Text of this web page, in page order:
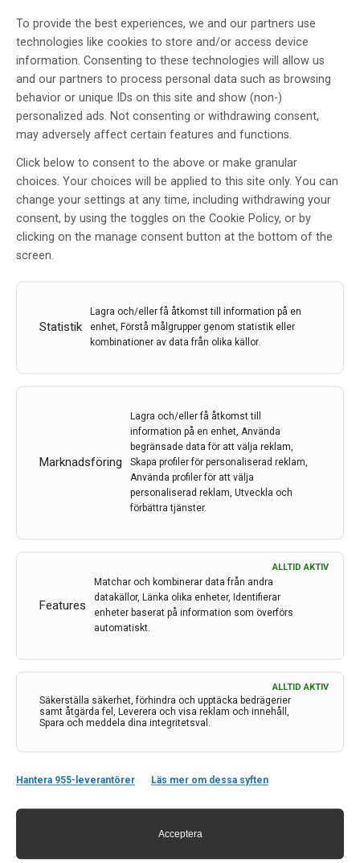
To provide the best experiences, we and our partners use
technologies like cookies to store and/or access device
information. Consenting to these technologies will allow us
and our partners to process personal data such as browsing
behavior or unique IDs on this site and show (non-)
personalized ads. Not consenting or withdrawing consent,
may adversely affect certain features and functions.
Click below to consent to the above or make granular
choices. Your choices will be applied to this site only. You can
change your settings at any time, including withdrawing your
consent, by using the toggles on the Cookie Policy, or by
clicking on the manage consent button at the bottom of the
screen.
Statistik
Lagra och/eller få åtkomst till information på en
enhet, Förstå målgrupper genom statistik eller
kombinationer av data från olika källor.
Marknadsföring
Lagra och/eller få åtkomst till
information på en enhet, Använda
begränsade data för att välja reklam,
Skapa profiler för personaliserad reklam,
Använda profiler för att välja
personaliserad reklam, Utveckla och
förbättra tjänster.
Features
ALLTID AKTIV
Matchar och kombinerar data från andra
datakällor, Länka olika enheter, Identifierar
enheter baserat på information som överförs
automatiskt.
Säkerställa säkerhet, förhindra och upptäcka bedrägerier
samt åtgärda fel, Leverera och visa reklam och innehåll,
Spara och meddela dina integritetsval.
ALLTID AKTIV
Hantera 955-leverantörer Läs mer om dessa syften
Acceptera
Led-lampors flimmer kan ge huvudvärk och migrän. Så
här vet du om du (sannolikt) har en flimrande led-
lampa hemma – och så här jobbar forskare mot
flimret.
28 apr 2023
Behovet av att botulinomtoxinbehandla patienter med
kronisk migrän ökar. Samtidigt är bristen på neurologer
minst, effektivisera klinikerna så att man…
17 feb 2023
För att medicin mot migrän ska vara effektiv är det
ut i blodet. De piller som idag finns på marknaden
passerar flera organ i kroppen och tappar därmed i